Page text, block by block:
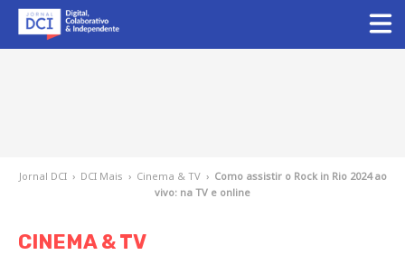
Jornal DCI › DCI Mais › Cinema & TV › Como assistir o Rock in Rio 2024 ao
vivo: na TV e online
CINEMA & TV